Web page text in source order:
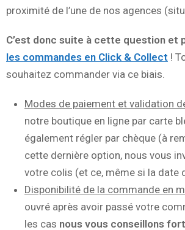
proximité de l’une de nos agences
C’est donc suite à cette question et
les commandes en Click & Collect !
souhaitez commander via ce biais.
Modes de paiement et validation
notre boutique en ligne par carte
également régler par chèque (à
cette dernière option, nous vous
votre colis (et ce, même si la date
Disponibilité de la commande en
ouvré après avoir passé votre
les cas nous vous conseillons